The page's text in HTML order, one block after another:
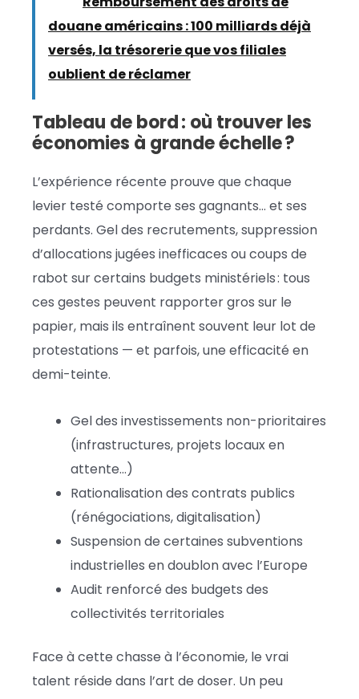
douane américains : 100 milliards déjà
versés, la trésorerie que vos filiales
oublient de réclamer
Tableau de bord : où trouver les
économies à grande échelle ?
L’expérience récente prouve que chaque
levier testé comporte ses gagnants… et ses
perdants. Gel des recrutements, suppression
d’allocations jugées inefficaces ou coups de
rabot sur certains budgets ministériels : tous
ces gestes peuvent rapporter gros sur le
papier, mais ils entraînent souvent leur lot de
protestations — et parfois, une efficacité en
demi-teinte.
Gel des investissements non-prioritaires
(infrastructures, projets locaux en
attente…)
Rationalisation des contrats publics
(rénégociations, digitalisation)
Suspension de certaines subventions
industrielles en doublon avec l’Europe
Audit renforcé des budgets des
collectivités territoriales
Face à cette chasse à l’économie, le vrai
talent réside dans l’art de doser. Un peu